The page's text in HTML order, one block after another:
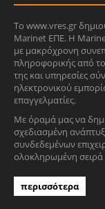
Το www.vres.gr
Marinet ΕΠΕ. Η
με μακρόχρονη
πληροφορικής από
της και υπηρεσίες
ηλεκτρονικού
επαγγελματίες.
Με όραμά μας να
σχεδιασμένη
συνδεδεμένων
ολοκληρωμένη
περισσότερα